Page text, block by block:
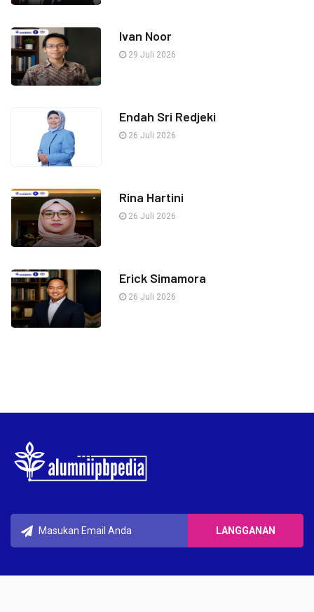
Ivan Noor
29 Juli 2026
Endah Sri Redjeki
26 Juli 2026
Rina Hartini
26 Juli 2026
Erick Simamora
26 Juli 2026